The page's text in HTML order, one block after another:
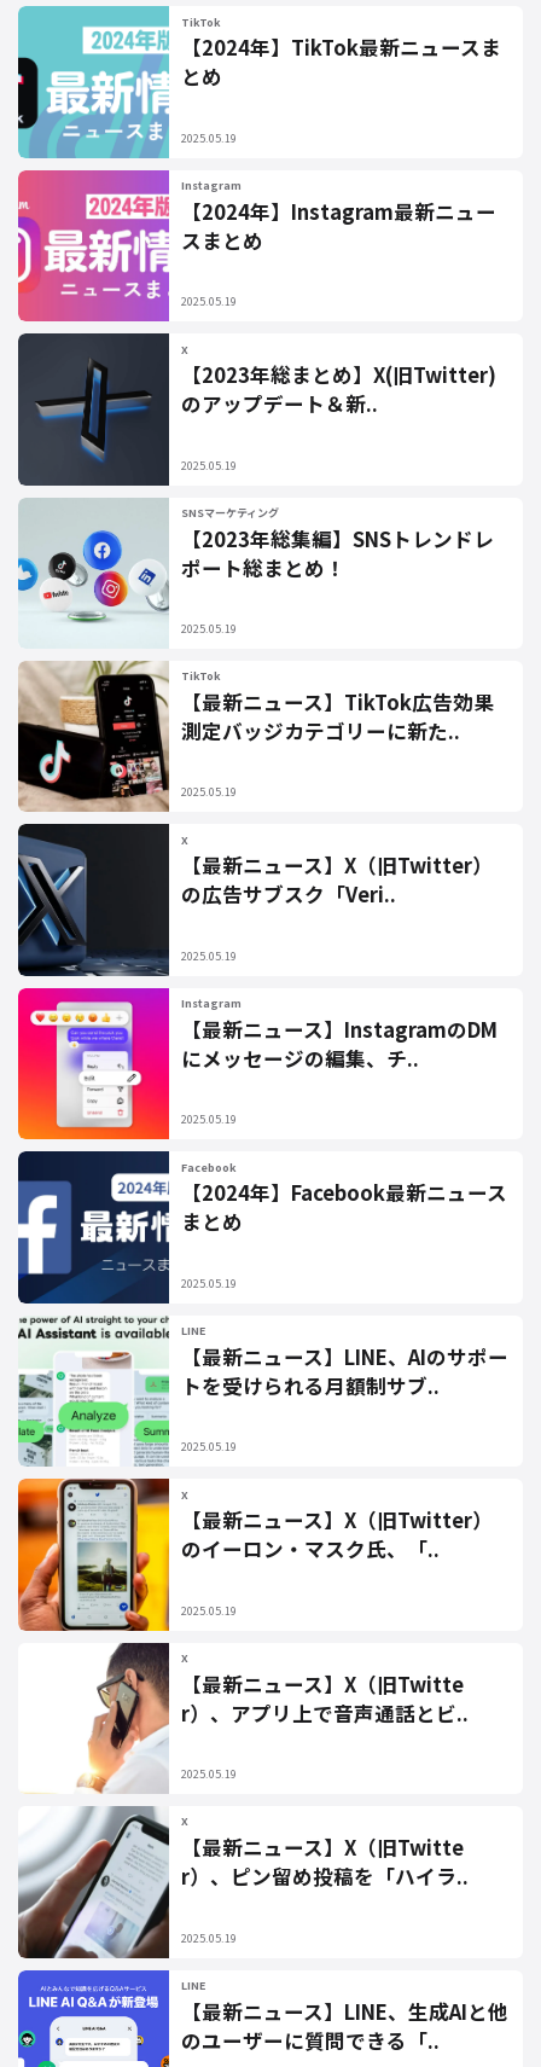
TikTok
【2024年】TikTok最新ニュースま
とめ
2025.05.19
Instagram
【2024年】Instagram最新ニュー
スまとめ
2025.05.19
X
【2023年総まとめ】X(旧Twitter)
のアップデート＆新..
2025.05.19
SNSマーケティング
【2023年総集編】SNSトレンドレ
ポート総まとめ！
2025.05.19
TikTok
【最新ニュース】TikTok広告効果
測定バッジカテゴリーに新た..
2025.05.19
X
【最新ニュース】X（旧Twitter）
の広告サブスク「Veri..
2025.05.19
Instagram
【最新ニュース】InstagramのDM
にメッセージの編集、チ..
2025.05.19
Facebook
【2024年】Facebook最新ニュース
まとめ
2025.05.19
LINE
【最新ニュース】LINE、AIのサポー
トを受けられる月額制サブ..
2025.05.19
X
【最新ニュース】X（旧Twitter）
のイーロン・マスク氏、「..
2025.05.19
X
【最新ニュース】X（旧Twitte
r）、アプリ上で音声通話とビ..
2025.05.19
X
【最新ニュース】X（旧Twitte
r）、ピン留め投稿を「ハイラ..
2025.05.19
LINE
【最新ニュース】LINE、生成AIと他
のユーザーに質問できる「..